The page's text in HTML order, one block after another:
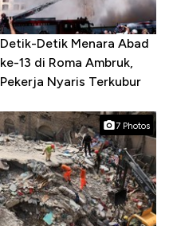
Detik-Detik Menara Abad
ke-13 di Roma Ambruk,
Pekerja Nyaris Terkubur
7 Photos